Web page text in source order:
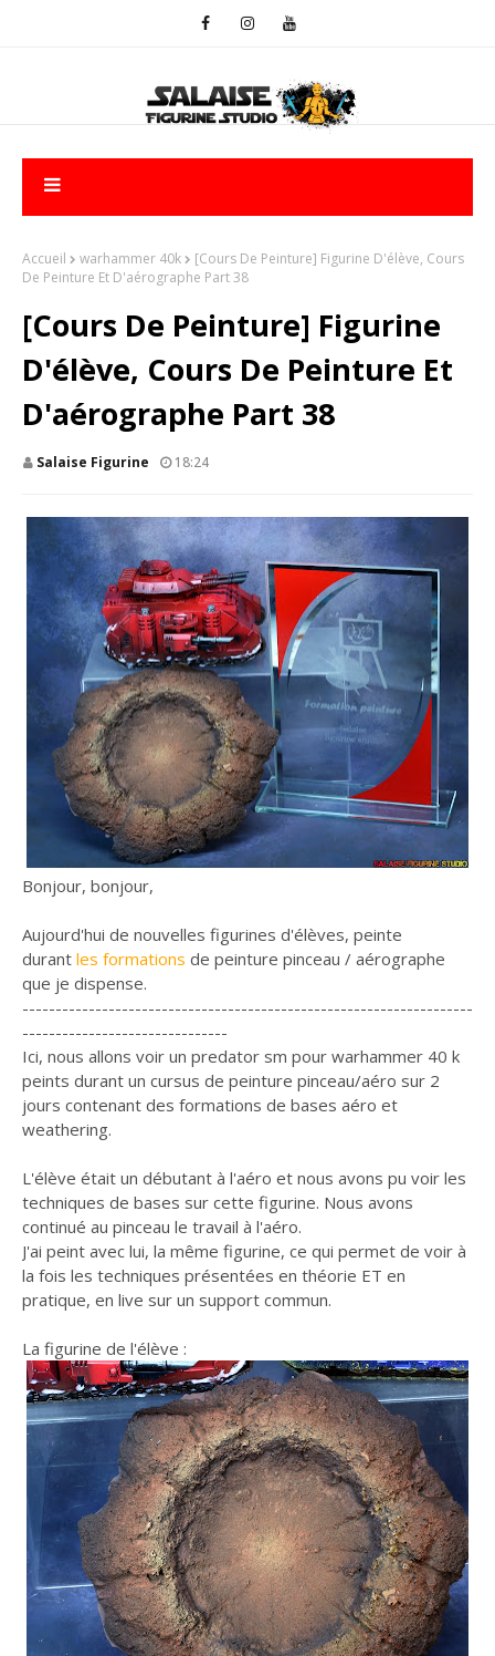
Accueil warhammer 40k
[Cours De Peinture] Figurine D'élève, Cours
De Peinture Et D'aérographe Part 38
[Cours De Peinture] Figurine
D'élève, Cours De Peinture Et
D'aérographe Part 38
Salaise Figurine 18:24
Bonjour, bonjour,
Aujourd'hui de nouvelles figurines d'élèves, peinte
durant les formations de peinture pinceau / aérographe
que je dispense.
--------------------------------------------------------------------
-------------------------------
Ici, nous allons voir un predator sm pour warhammer 40 k
peints durant un cursus de peinture pinceau/aéro sur 2
jours contenant des formations de bases aéro et
weathering.
L'élève était un débutant à l'aéro et nous avons pu voir les
techniques de bases sur cette figurine. Nous avons
continué au pinceau le travail à l'aéro.
J'ai peint avec lui, la même figurine, ce qui permet de voir à
la fois les techniques présentées en théorie ET en
pratique, en live sur un support commun.
La figurine de l'élève :